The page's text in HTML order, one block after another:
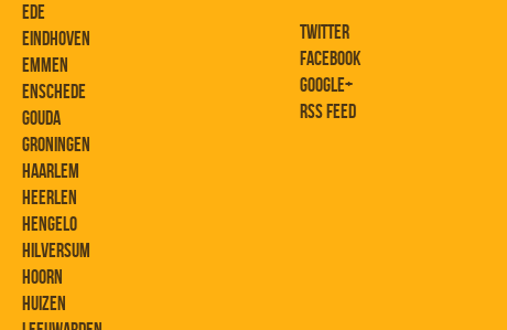
EDE
EINDHOVEN
EMMEN
ENSCHEDE
GOUDA
GRONINGEN
HAARLEM
HEERLEN
HENGELO
HILVERSUM
HOORN
HUIZEN
TWITTER
FACEBOOK
GOOGLE+
RSS FEED